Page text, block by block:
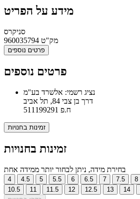
מידע על הפריט
סניקרס
מק"ט 960035794
פרטים נוספים
פרטים נוספים
נציג רשמי: אלשרד בע"מ
דרך בן צבי 84, תל אביב
ח.פ 511199291
זמינות בחנויות
זמינות בחנויות
בחירת מידה, ניתן לבחור יותר ממידה אחת
4 4.5 5 5.5 6 6.5 7 7.5 8
10.5
11 11.5 12 12.5 13 14